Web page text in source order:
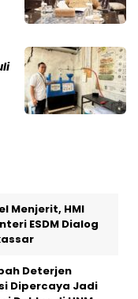
Menjerit, HMI
ESDM Dialog
Deterjen
Dipercaya Jadi